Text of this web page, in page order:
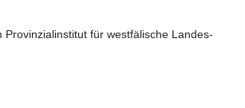
für westfälische Landes-